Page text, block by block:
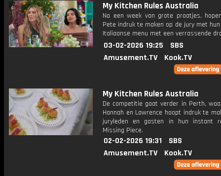
My Kitchen Rules Australia
Na een week van grote praatjes,
Pete indruk te maken op de jury met
Italiaanse menu met een verrassende
03-02-2026 19:25
SBS
Amusement.TV
Kook.TV
My Kitchen Rules Australia
De competitie gaat verder in Perth,
Hannah en Lawrence hoopt indruk te
juryleden en gasten in hun instant
Missing Piece.
02-02-2026 19:31
SBS
Amusement.TV
Kook.TV